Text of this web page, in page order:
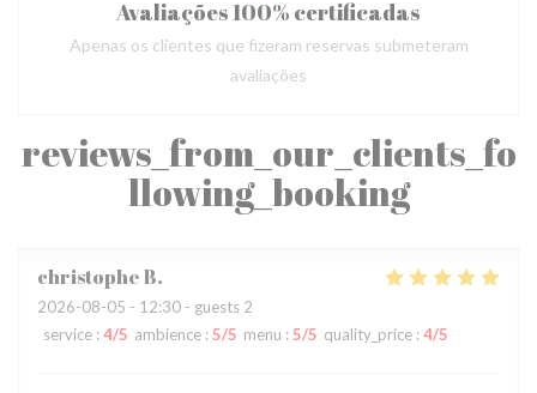
reviews_from_our_clients_fo
llowing_booking
christopheB
2026-08-05 - 12:30 - guests 2
service : 4/5 ambience : 5/5 menu : 5/5 quality_price : 4/5
Avaliações 100% certificadas
Apenas os clientes que fizeram reservas submeteram
avaliações